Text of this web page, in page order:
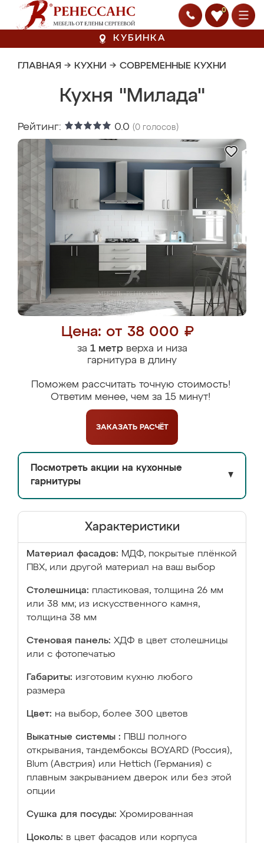
0
КУБИНКА
ГЛАВНАЯ → КУХНИ → СОВРЕМЕННЫЕ КУХНИ
Кухня "Милада"
Рейтинг: 0.0 (0 голосов)
Цена: от 38 000 ₽
за 1 метрверха и низа
гарнитура в длину
Поможем рассчитать точную стоимость!
Ответим менее, чем за 15 минут!
ЗАКАЗАТЬ РАСЧЁТ
Посмотреть акции на кухонные
гарнитуры
▼
Характеристики
Материал фасадов: МДФ, покрытые плёнкой
ПВХ, или другой материал на ваш выбор
Столешница: пластиковая, толщина 26 мм
или 38 мм; из искусственного камня,
толщина 38 мм
Стеновая панель: ХДФ в цвет столешницы
или с фотопечатью
Габариты: изготовим кухню любого
размера
Цвет: на выбор, более 300 цветов
Выкатные системы :
ПВШ полного
открывания, тандембоксы BOYARD (Россия),
Blum (Австрия) или Hettich (Германия) с
плавным закрыванием дверок или без этой
опции
Сушка для посуды: Хромированная
Цоколь: в цвет фасадов или корпуса